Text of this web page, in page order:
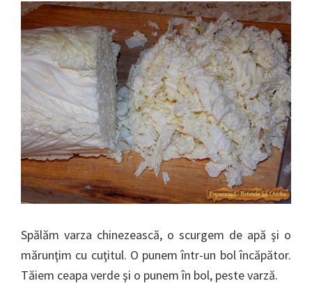
Spălăm varza chinezească, o scurgem de apă şi o
mărunţim cu cuţitul. O punem într-un bol încăpător.
Tăiem ceapa verde şi o punem în bol, peste varză.